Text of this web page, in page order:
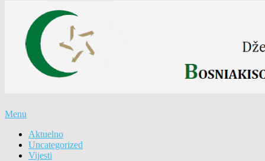
Menu
Aktuelno
Uncategorized
Vijesti